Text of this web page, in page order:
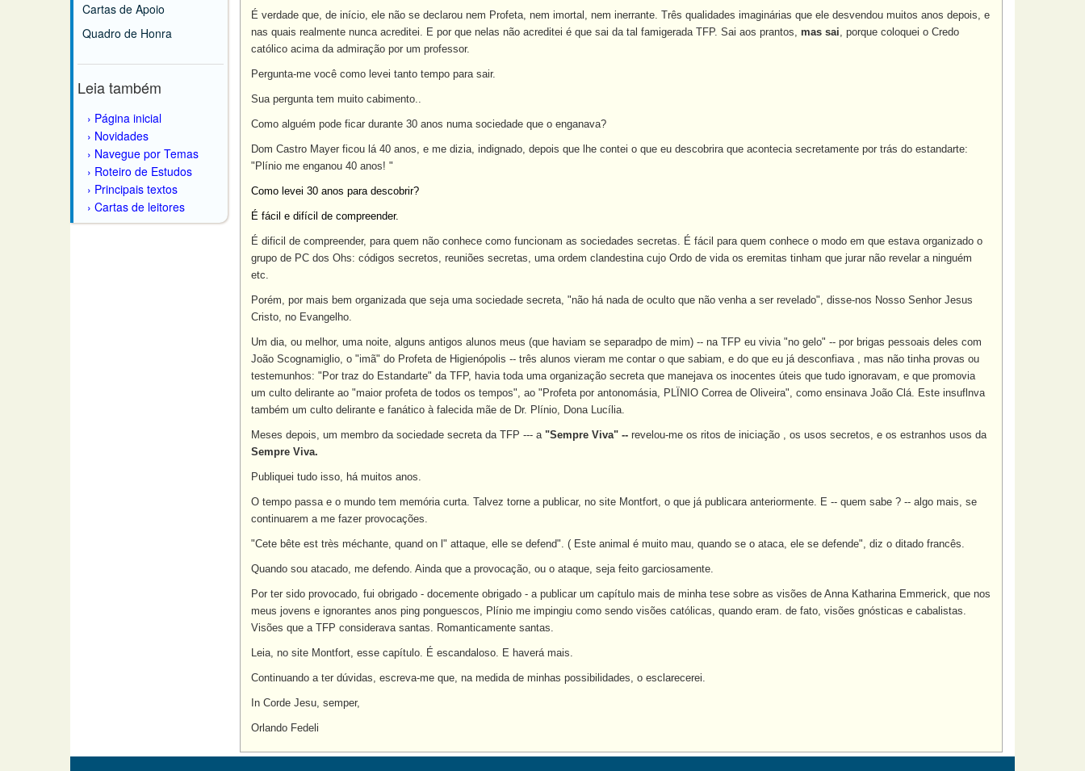
Cartas de Apoio
Quadro de Honra
Leia também
Página inicial
Novidades
Navegue por Temas
Roteiro de Estudos
Principais textos
Cartas de leitores
É verdade que, de início, ele não se declarou nem Profeta, nem imortal, nem inerrante. Três qualidades imaginárias que ele desvendou muitos anos depois, e
nas quais realmente nunca acreditei. E por que nelas não acreditei é que sai da tal famigerada TFP. Sai aos prantos, mas sai, porque coloquei o Credo
católico acima da admiração por um professor.
Pergunta-me você como levei tanto tempo para sair.
Sua pergunta tem muito cabimento..
Como alguém pode ficar durante 30 anos numa sociedade que o enganava?
Dom Castro Mayer ficou lá 40 anos, e me dizia, indignado, depois que lhe contei o que eu descobrira que acontecia secretamente por trás do estandarte:
"Plínio me enganou 40 anos! "
Como levei 30 anos para descobrir?
É fácil e difícil de compreender.
É dificil de compreender, para quem não conhece como funcionam as sociedades secretas. É fácil para quem conhece o modo em que estava organizado o
grupo de PC dos Ohs: códigos secretos, reuniões secretas, uma ordem clandestina cujo Ordo de vida os eremitas tinham que jurar não revelar a ninguém
etc.
Porém, por mais bem organizada que seja uma sociedade secreta, "não há nada de oculto que não venha a ser revelado", disse-nos Nosso Senhor Jesus
Cristo, no Evangelho.
Um dia, ou melhor, uma noite, alguns antigos alunos meus (que haviam se separadpo de mim) -- na TFP eu vivia "no gelo" -- por brigas pessoais deles com
João Scognamiglio, o "imã" do Profeta de Higienópolis -- três alunos vieram me contar o que sabiam, e do que eu já desconfiava , mas não tinha provas ou
testemunhos: "Por traz do Estandarte" da TFP, havia toda uma organização secreta que manejava os inocentes úteis que tudo ignoravam, e que promovia
um culto delirante ao "maior profeta de todos os tempos", ao "Profeta por antonomásia, PLÏNIO Correa de Oliveira", como ensinava João Clá. Este insuflnva
também um culto delirante e fanático à falecida mãe de Dr. Plínio, Dona Lucília.
Meses depois, um membro da sociedade secreta da TFP --- a "Sempre Viva" -- revelou-me os ritos de iniciação , os usos secretos, e os estranhos usos da
Sempre Viva.
Publiquei tudo isso, há muitos anos.
O tempo passa e o mundo tem memória curta. Talvez torne a publicar, no site Montfort, o que já publicara anteriormente. E -- quem sabe ? -- algo mais, se
continuarem a me fazer provocações.
"Cete bête est très méchante, quand on l" attaque, elle se defend". ( Este animal é muito mau, quando se o ataca, ele se defende", diz o ditado francês.
Quando sou atacado, me defendo. Ainda que a provocação, ou o ataque, seja feito garciosamente.
Por ter sido provocado, fui obrigado - docemente obrigado - a publicar um capítulo mais de minha tese sobre as visões de Anna Katharina Emmerick, que nos
meus jovens e ignorantes anos ping ponguescos, Plínio me impingiu como sendo visões católicas, quando eram. de fato, visões gnósticas e cabalistas.
Visões que a TFP considerava santas. Romanticamente santas.
Leia, no site Montfort, esse capítulo. É escandaloso. E haverá mais.
Continuando a ter dúvidas, escreva-me que, na medida de minhas possibilidades, o esclarecerei.
In Corde Jesu, semper,
Orlando Fedeli